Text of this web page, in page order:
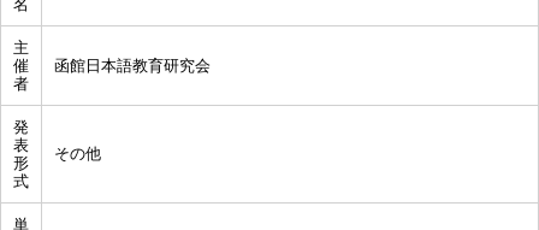
名
主
催
者
函館日本語教育研究会
発
表
形
式
その他
単